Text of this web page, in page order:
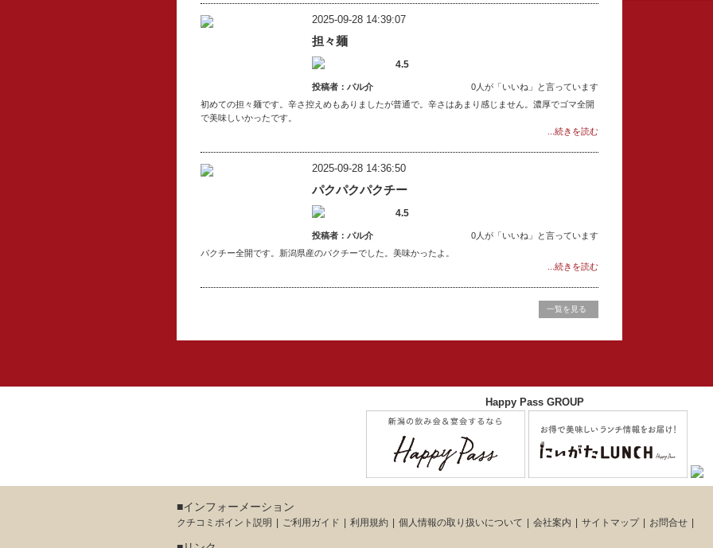
2025-09-28 14:39:07
担々麺
4.5
投稿者：パル介
0人が「いいね」と言っています
初めての担々麺です。辛さ控えめもありましたが普通で。辛さはあまり感じません。濃厚でゴマ全開
で美味しいかったです。
...続きを読む
2025-09-28 14:36:50
パクパクパクチー
4.5
投稿者：パル介
0人が「いいね」と言っています
パクチー全開です。新潟県産のパクチーでした。美味かったよ。
...続きを読む
一覧を見る
Happy Pass GROUP
■インフォーメーション
クチコミポイント説明 ご利用ガイド 利用規約 個人情報の取り扱いについて 会社案内 サイトマップ お問合せ